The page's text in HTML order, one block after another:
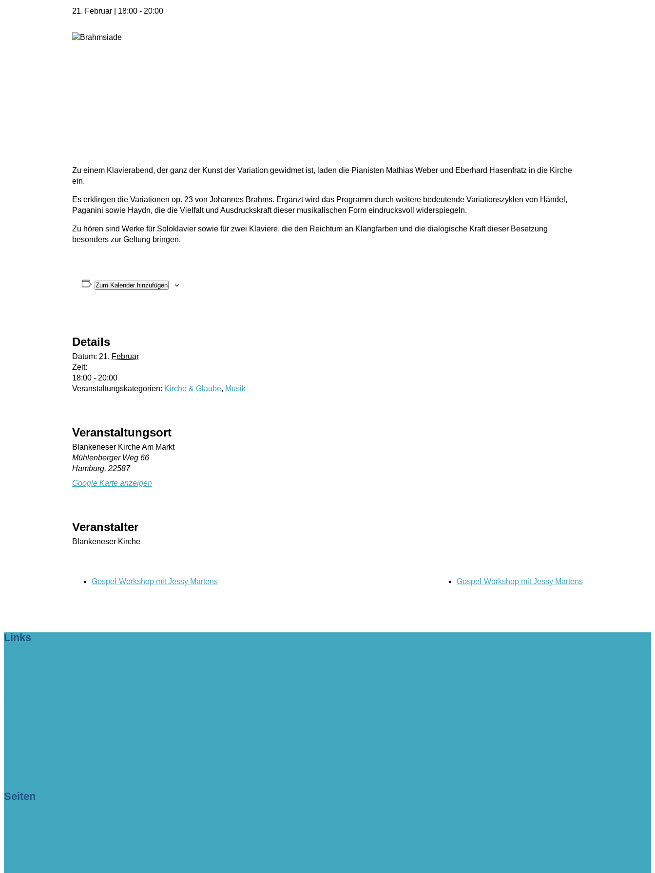
21. Februar | 18:00 - 20:00
Zu einem Klavierabend, der ganz der Kunst der Variation gewidmet ist, laden die Pianisten Mathias Weber und Eberhard Hasenfratz in die Kirche
ein.
Es erklingen die Variationen op. 23 von Johannes Brahms. Ergänzt wird das Programm durch weitere bedeutende Variationszyklen von Händel,
Paganini sowie Haydn, die die Vielfalt und Ausdruckskraft dieser musikalischen Form eindrucksvoll widerspiegeln.
Zu hören sind Werke für Soloklavier sowie für zwei Klaviere, die den Reichtum an Klangfarben und die dialogische Kraft dieser Besetzung
besonders zur Geltung bringen.
Zum Kalender hinzufügen
Details
Datum: 21. Februar
Zeit:
18:00 - 20:00
Veranstaltungskategorien: Kirche & Glaube, Musik
Veranstaltungsort
Blankeneser Kirche Am Markt
Mühlenberger Weg 66
Hamburg, 22587
Google Karte anzeigen
Veranstalter
Blankeneser Kirche
Gospel-Workshop mit Jessy Martens Gospel-Workshop mit Jessy Martens
Links
Seiten